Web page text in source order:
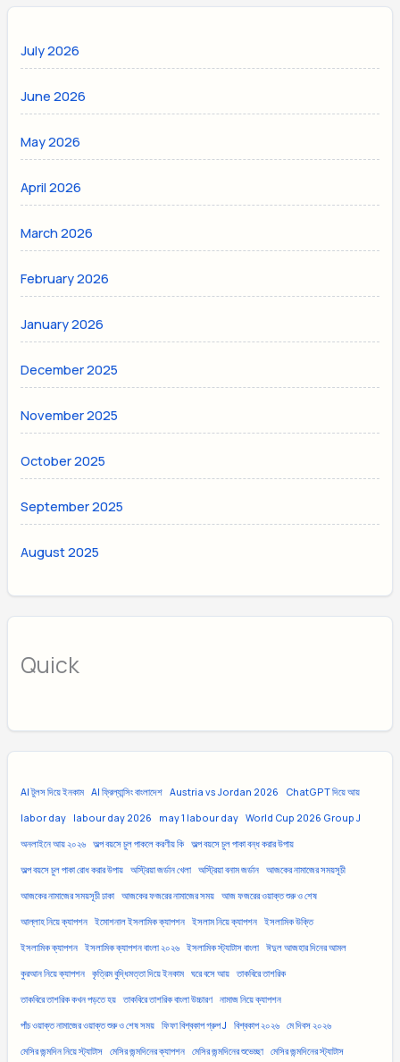
July 2026
June 2026
May 2026
April 2026
March 2026
February 2026
January 2026
December 2025
November 2025
October 2025
September 2025
August 2025
Quick
AI টুলস দিয়ে ইনকাম AI ফ্রিল্যান্সিং বাংলাদেশ Austria vs Jordan 2026 ChatGPT দিয়ে আয়
labor day labour day 2026 may 1 labour day World Cup 2026 Group J
অনলাইনে আয় ২০২৬ অল্প বয়সে চুল পাকলে করণীয় কি অল্প বয়সে চুল পাকা বন্ধ করার উপায়
অল্প বয়সে চুল পাকা রোধ করার উপায় অস্ট্রিয়া জর্ডান খেলা অস্ট্রিয়া বনাম জর্ডান আজকের নামাজের সময়সূচী
আজকের নামাজের সময়সূচী ঢাকা আজকের ফজরের নামাজের সময় আজ ফজরের ওয়াক্ত শুরু ও শেষ
আল্লাহ নিয়ে ক্যাপশন ইমোশনাল ইসলামিক ক্যাপশন ইসলাম নিয়ে ক্যাপশন ইসলামিক উক্তি
ইসলামিক ক্যাপশন ইসলামিক ক্যাপশন বাংলা ২০২৬ ইসলামিক স্ট্যাটাস বাংলা ঈদুল আজহার দিনের আমল
কুরআন নিয়ে ক্যাপশন কৃত্রিম বুদ্ধিমত্তা দিয়ে ইনকাম ঘরে বসে আয় তাকবিরে তাশরিক
তাকবিরে তাশরিক কখন পড়তে হয় তাকবিরে তাশরিক বাংলা উচ্চারণ নামাজ নিয়ে ক্যাপশন
পাঁচ ওয়াক্ত নামাজের ওয়াক্ত শুরু ও শেষ সময় ফিফা বিশ্বকাপ গ্রুপ J বিশ্বকাপ ২০২৬ মে দিবস ২০২৬
মেসির জন্মদিন নিয়ে স্ট্যাটাস মেসির জন্মদিনের ক্যাপশন মেসির জন্মদিনের শুভেচ্ছা মেসির জন্মদিনের স্ট্যাটাস